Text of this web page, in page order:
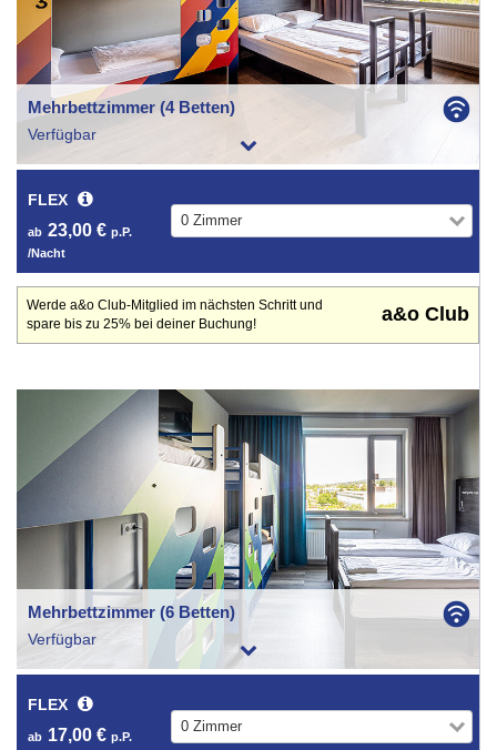
Mehrbettzimmer (4 Betten)
Verfügbar
FLEX
ab 23,00 € p.P.
/Nacht
0 Zimmer
Werde a&o Club-Mitglied im nächsten Schritt und
spare bis zu 25% bei deiner Buchung!
a&o Club
Mehrbettzimmer (6 Betten)
Verfügbar
FLEX
ab 17,00 € p.P.
0 Zimmer